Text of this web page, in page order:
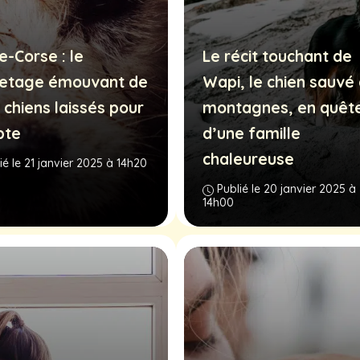
Corse : le
émouvant de
laissés pour
le 21 janvier 2025 à 14h20
Le récit touchant de
Wapi, le chien sauvé
montagnes, en
d’une famille
chaleureuse
Publié le 20 janvier 2025 à
14h00